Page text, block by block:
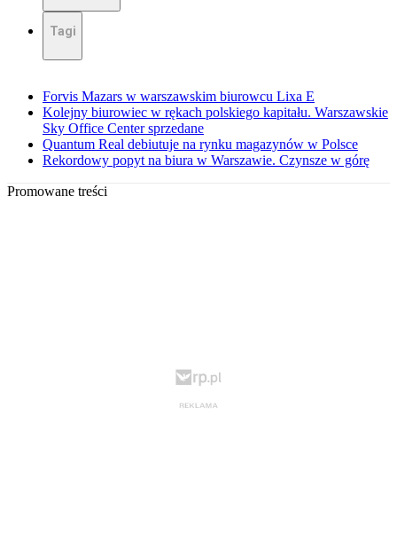
Tagi
Forvis Mazars w warszawskim biurowcu Lixa E
Kolejny biurowiec w rękach polskiego kapitału. Warszawskie
Sky Office Center sprzedane
Quantum Real debiutuje na rynku magazynów w Polsce
Rekordowy popyt na biura w Warszawie. Czynsze w górę
Promowane treści